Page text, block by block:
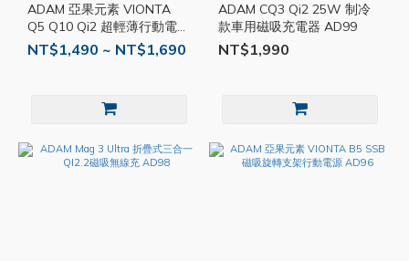
ADAM 亞果元素 VIONTA
Q5 Q10 Qi2 超輕薄行動電源
5000 10000mAh AD100
NT$1,490 ~ NT$1,690
ADAM CQ3 Qi2 25W 制冷
款車用磁吸充電器 AD99
NT$1,990